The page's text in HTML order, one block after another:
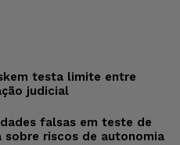
testa limite entre
judicial
falsas em teste de
sobre riscos de autonomia